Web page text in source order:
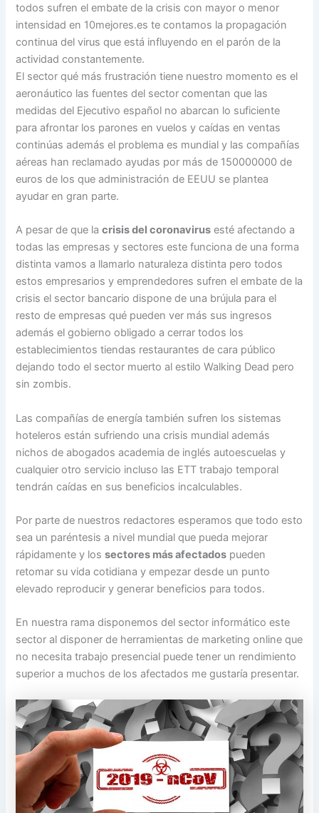
todos sufren el embate de la crisis con mayor o menor
intensidad en 10mejores.es te contamos la propagación
continua del virus que está influyendo en el parón de la
actividad constantemente.
El sector qué más frustración tiene nuestro momento es el
aeronáutico las fuentes del sector comentan que las
medidas del Ejecutivo español no abarcan lo suficiente
para afrontar los parones en vuelos y caídas en ventas
continúas además el problema es mundial y las compañías
aéreas han reclamado ayudas por más de 150000000 de
euros de los que administración de EEUU se plantea
ayudar en gran parte.
A pesar de que lacrisis del coronavirus esté afectando a
todas las empresas y sectores este funciona de una forma
distinta vamos a llamarlo naturaleza distinta pero todos
estos empresarios y emprendedores sufren el embate de la
crisis el sector bancario dispone de una brújula para el
resto de empresas qué pueden ver más sus ingresos
además el gobierno obligado a cerrar todos los
establecimientos tiendas restaurantes de cara público
dejando todo el sector muerto al estilo Walking Dead pero
sin zombis.
Las compañías de energía también sufren los sistemas
hoteleros están sufriendo una crisis mundial además
nichos de abogados academia de inglés autoescuelas y
cualquier otro servicio incluso las ETT trabajo temporal
tendrán caídas en sus beneficios incalculables.
Por parte de nuestros redactores esperamos que todo esto
sea un paréntesis a nivel mundial que pueda mejorar
rápidamente y lossectores más afectados pueden
retomar su vida cotidiana y empezar desde un punto
elevado reproducir y generar beneficios para todos.
En nuestra rama disponemos del sector informático este
sector al disponer de herramientas de marketing online que
no necesita trabajo presencial puede tener un rendimiento
superior a muchos de los afectados me gustaría presentar.